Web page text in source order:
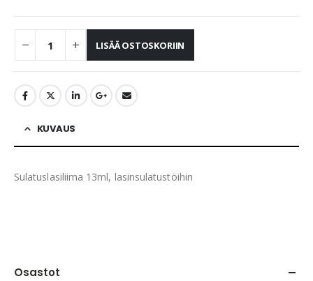
LISÄÄ OSTOSKORIIN
KUVAUS
Sulatuslasiliima 13ml, lasinsulatustöihin
Osastot